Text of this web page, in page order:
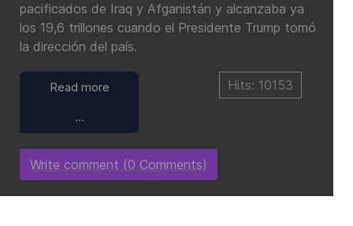
pacificados de Iraq y Afganistán y alcanzaba ya
los 19,6 trillones cuando el Presidente Trump tomó
la dirección del país.
Read more
…
Hits: 10153
Write comment (0 Comments)